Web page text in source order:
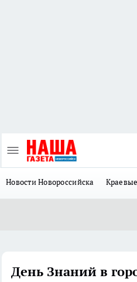
Новости Новороссийска
День Знаний в